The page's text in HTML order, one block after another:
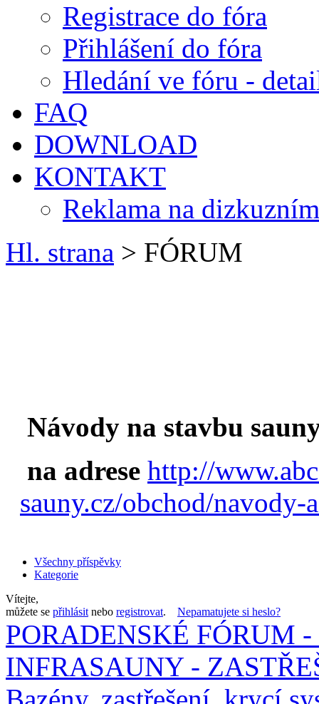
Registrace do fóra
Přihlášení do fóra
Hledání ve fóru -
FAQ
DOWNLOAD
KONTAKT
Reklama na
Hl. strana > FÓRUM
Návody na stavbu
na adrese http://
sauny.cz/obchod/
Všechny příspěvky
Kategorie
Vítejte,
můžete se přihlásit nebo registrovat. Nepamatujete si heslo?
PORADENSKÉ FÓRUM
INFRASAUNY -